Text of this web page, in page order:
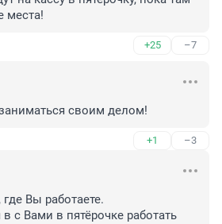
места!
+25 –7
своим делом!
+1 –3
Вы работаете.
в с Вами в пятёрочке работать